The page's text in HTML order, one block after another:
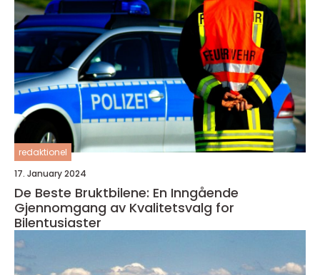
redaktionel
17. January 2024
De Beste Bruktbilene: En Inngående
Gjennomgang av Kvalitetsvalg for
Bilentusiaster